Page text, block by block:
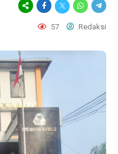
57 Redaksi